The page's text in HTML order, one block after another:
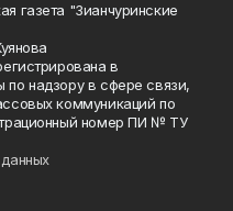
газета "Зианчуринские
в
надзору в сфере связи,
коммуникаций по
номер ПИ № ТУ